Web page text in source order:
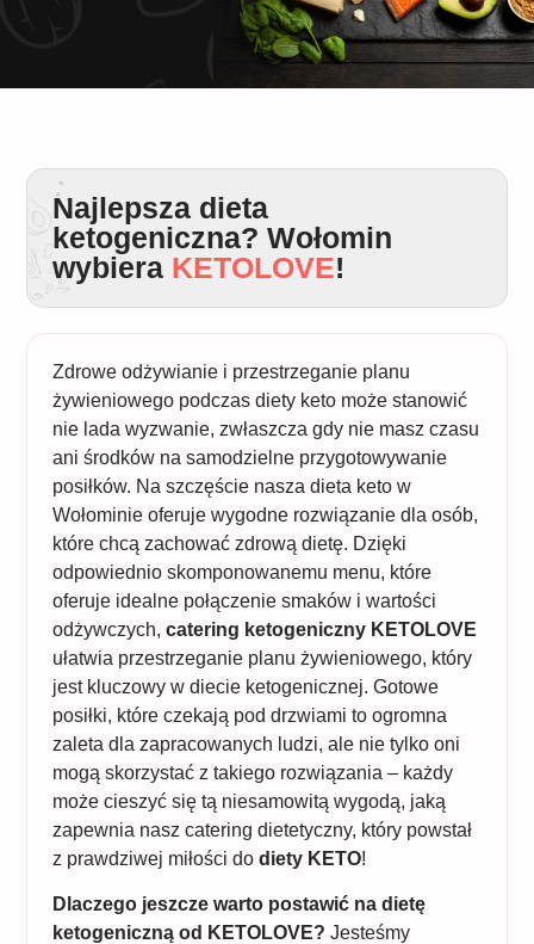
Najlepsza dieta
ketogeniczna? Wołomin
wybiera KETOLOVE!
Zdrowe odżywianie i przestrzeganie planu
żywieniowego podczas diety keto może stanowić
nie lada wyzwanie, zwłaszcza gdy nie masz czasu
ani środków na samodzielne przygotowywanie
posiłków. Na szczęście nasza dieta keto w
Wołominie oferuje wygodne rozwiązanie dla osób,
które chcą zachować zdrową dietę. Dzięki
odpowiednio skomponowanemu menu, które
oferuje idealne połączenie smaków i wartości
odżywczych, catering ketogeniczny KETOLOVE
ułatwia przestrzeganie planu żywieniowego, który
jest kluczowy w diecie ketogenicznej. Gotowe
posiłki, które czekają pod drzwiami to ogromna
zaleta dla zapracowanych ludzi, ale nie tylko oni
mogą skorzystać z takiego rozwiązania – każdy
może cieszyć się tą niesamowitą wygodą, jaką
zapewnia nasz catering dietetyczny, który powstał
z prawdziwej miłości do diety KETO!
Dlaczego jeszcze warto postawić na dietę
ketogeniczną od KETOLOVE? Jesteśmy